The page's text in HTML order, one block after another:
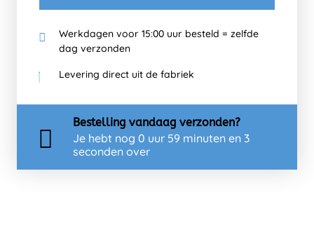
Werkdagen voor 15:00 uur besteld = zelfde
dag verzonden
Levering direct uit de fabriek
Bestelling vandaag verzonden?
Je hebt nog 0 uur 59 minuten en 3
seconden over